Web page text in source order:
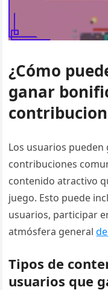
¿Cómo
ganar
Los usuarios
contribuciones
contenido atractivo
juego. Esto puede
usuarios, participar
atmósfera general
Tipos de
usuarios que